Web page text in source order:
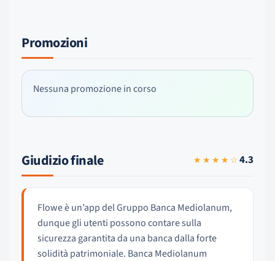
Promozioni
Nessuna promozione in corso
Giudizio finale ★★★★☆4.3
Flowe è un’app del Gruppo Banca Mediolanum,
dunque gli utenti possono contare sulla
sicurezza garantita da una banca dalla forte
solidità patrimoniale. Banca Mediolanum